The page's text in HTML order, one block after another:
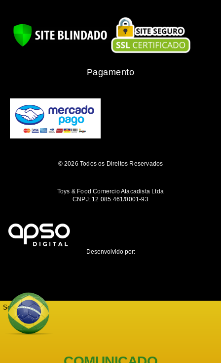
Pagamento
© 2026 Todos os Direitos Reservados
Toys & Food Comercio Atacadista Ltda
CNPJ: 12.085.461/0001-93
Desenvolvido por:
Seja notificado